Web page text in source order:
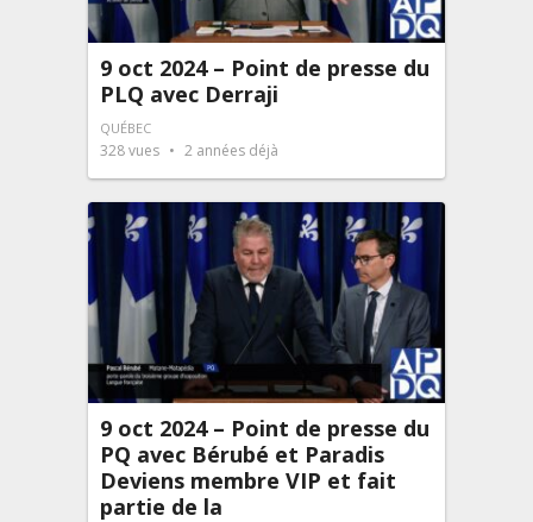
9 oct 2024 – Point de presse du
PLQ avec Derraji
QUÉBEC
328vues 2 années déjà
9 oct 2024 – Point de presse du
PQ avec Bérubé et Paradis
Deviens membre VIP et fait
partie de la